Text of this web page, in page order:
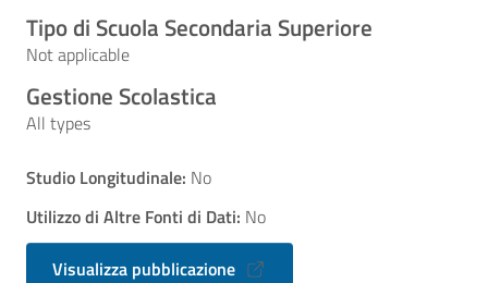
Tipo di Scuola Secondaria Superiore
Not applicable
Gestione Scolastica
All types
Studio Longitudinale: No
Utilizzo di Altre Fonti di Dati: No
Visualizza pubblicazione